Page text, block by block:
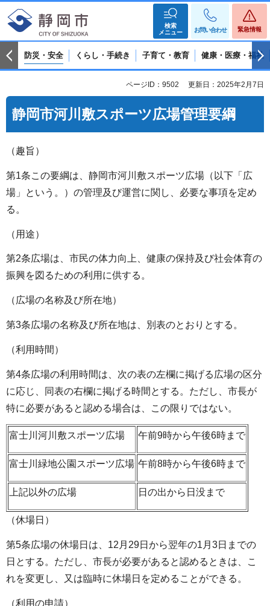
検索
メニュー
お問い合わせ 緊急情報
防災・安全 くらし・手続き 子育て・教育 健康・医療・福祉
ページID：9502 更新日：2025年2月7日
静岡市河川敷スポーツ広場管理要綱
（趣旨）
第1条この要綱は、静岡市河川敷スポーツ広場（以下「広
場」という。）の管理及び運営に関し、必要な事項を定め
る。
（用途）
第2条広場は、市民の体力向上、健康の保持及び社会体育の
振興を図るための利用に供する。
（広場の名称及び所在地）
第3条広場の名称及び所在地は、別表のとおりとする。
（利用時間）
第4条広場の利用時間は、次の表の左欄に掲げる広場の区分
に応じ、同表の右欄に掲げる時間とする。ただし、市長が
特に必要があると認める場合は、この限りではない。
富士川河川敷スポーツ広場 午前9時から午後6時まで
富士川緑地公園スポーツ広場 午前8時から午後6時まで
上記以外の広場 日の出から日没まで
（休場日）
第5条広場の休場日は、12月29日から翌年の1月3日までの
日とする。ただし、市長が必要があると認めるときは、こ
れを変更し、又は臨時に休場日を定めることができる。
（利用の申請）